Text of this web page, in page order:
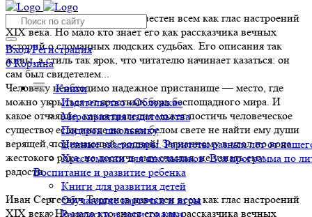
Вход/Регистрация
0 Корзина
Книги
Издательство «Обложка»
Мероприятия издательства
Подарок школьнику
Ценные экземпляры. Раритеты разных лет от
Хрестоматии для школьников. Вся программа по
Воспитание и развитие ребенка
Книги для развития детей
Обучающие карточки и игры
Раскраски и дорисовалки
Иван Сергеевич Тургенев известен всем как глас настроений
XIX века. Но мало кто знает его как рассказчика вечных
историй о сломанных людских судьбах. Его описания так
живы, а стиль так ярок, что читателю начинает казаться: он
сам был свидетелем...
Человеку необходимо надежное пристанище — место, где
можно укрыться от яростных бурь беспощадного мира. И
какое отчаяние, какая трагедия может постичь человеческое
существо, если нигде на всем белом свете не найти ему души
верящей, понимающей, родной! Загнанному в угол по воле
жестокого рока, не достичь ему счастья, не узнать ему
радости.
Иван Сергеевич Тургенев известен всем как глас настроений
XIX века. Но мало кто знает его как рассказчика вечных